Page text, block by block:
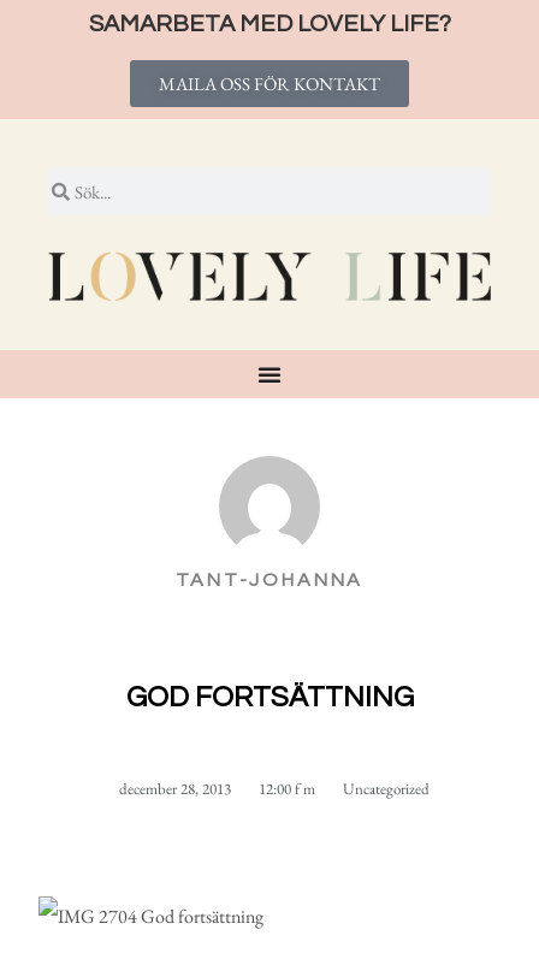
SAMARBETA MED LOVELY LIFE?
MAILA OSS FÖR KONTAKT
TANT-JOHANNA
GOD FORTSÄTTNING
december 28, 2013 12:00 f m Uncategorized